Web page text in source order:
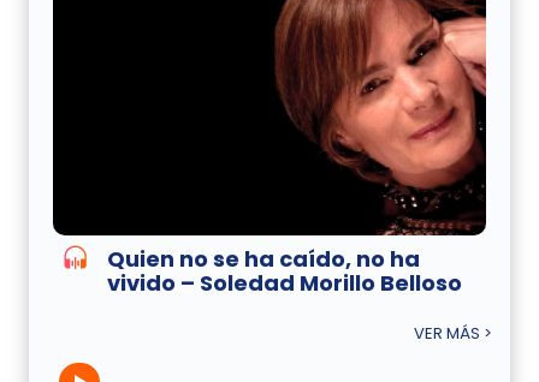
Quien no se ha caído, no ha
vivido – Soledad Morillo Belloso
VER MÁS >